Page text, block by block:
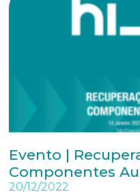
Evento |
Componentes
20/12/2022